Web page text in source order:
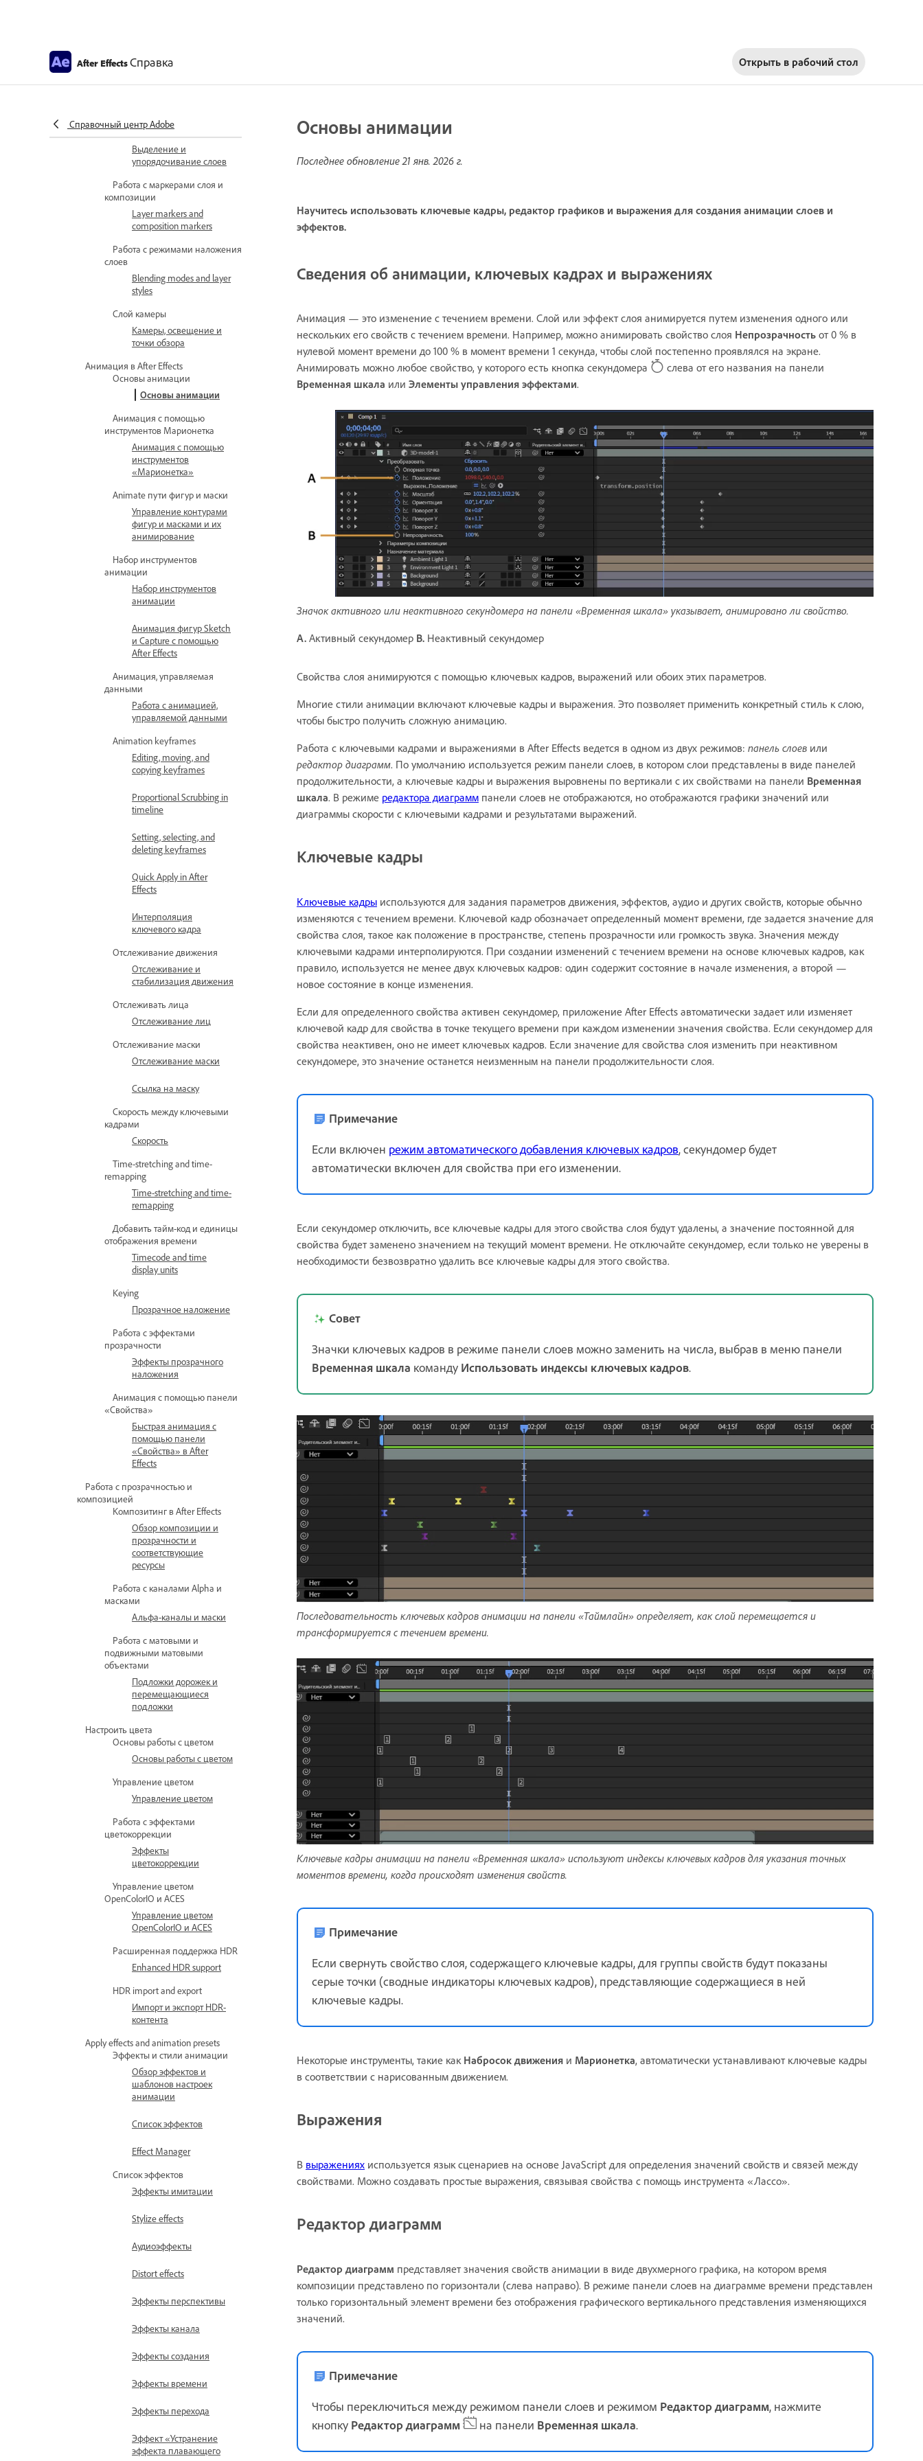
After EffectsСправка Открыть в рабочий стол
Справочный центр Adobe
3D-слои
Выбрать и разместить слои
Выделение и
упорядочивание слоев
Работа с маркерами слоя и
композиции
Layer markers and
composition markers
Работа с режимами наложения
слоев
Blending modes and layer
styles
Слой камеры
Камеры, освещение и
точки обзора
Анимация в After Effects
Основы анимации
Основы анимации
Анимация с помощью
инструментов Марионетка
Анимация с помощью
инструментов
«Марионетка»
Animate пути фигур и маски
Управление контурами
фигур и масками и их
анимирование
Набор инструментов
анимации
Набор инструментов
анимации
Анимация фигур Sketch
и Capture с помощью
After Effects
Анимация, управляемая
данными
Работа с анимацией,
управляемой данными
Animation keyframes
Editing, moving, and
copying keyframes
Proportional Scrubbing in
timeline
Setting, selecting, and
deleting keyframes
Quick Apply in After
Effects
Интерполяция
ключевого кадра
Отслеживание движения
Отслеживание и
стабилизация движения
Отслеживать лица
Отслеживание лиц
Отслеживание маски
Отслеживание маски
Ссылка на маску
Скорость между ключевыми
кадрами
Скорость
Time-stretching and time-
remapping
Time-stretching and time-
remapping
Добавить тайм-код и единицы
отображения времени
Timecode and time
display units
Keying
Прозрачное наложение
Работа с эффектами
прозрачности
Эффекты прозрачного
наложения
Анимация с помощью панели
«Свойства»
Быстрая анимация с
помощью панели
«Свойства» в After
Effects
Работа с прозрачностью и
композицией
Композитинг в After Effects
Обзор композиции и
прозрачности и
соответствующие
ресурсы
Работа с каналами Alpha и
масками
Альфа-каналы и маски
Работа с матовыми и
подвижными матовыми
объектами
Подложки дорожек и
перемещающиеся
подложки
Настроить цвета
Основы работы с цветом
Основы работы с цветом
Управление цветом
Управление цветом
Работа с эффектами
цветокоррекции
Эффекты
цветокоррекции
Управление цветом
OpenColorIO и ACES
Управление цветом
OpenColorIO и ACES
Расширенная поддержка HDR
Enhanced HDR support
HDR import and export
Импорт и экспорт HDR-
контента
Apply effects and animation presets
Эффекты и стили анимации
Обзор эффектов и
шаблонов настроек
анимации
Список эффектов
Effect Manager
Список эффектов
Эффекты имитации
Stylize effects
Аудиоэффекты
Distort effects
Эффекты перспективы
Эффекты канала
Эффекты создания
Эффекты времени
Эффекты перехода
Эффект «Устранение
эффекта плавающего
Основы анимации
Последнее обновление21 янв. 2026 г.
Научитесь использовать ключевые кадры, редактор графиков и выражения для создания анимации слоев и
эффектов.
Сведения об анимации, ключевых кадрах и выражениях
Анимация — это изменение с течением времени. Слой или эффект слоя анимируется путем изменения одного или
нескольких его свойств с течением времени. Например, можно анимировать свойство слоя Непрозрачность от 0 % в
нулевой момент времени до 100 % в момент времени 1 секунда, чтобы слой постепенно проявлялся на экране.
Анимировать можно любое свойство, у которого есть кнопка секундомера
слева от его названия на панели
Временная шкала или Элементы управления эффектами.
Значок активного или неактивного секундомера на панели «Временная шкала» указывает, анимировано ли свойство.
A. Активный секундомер B. Неактивный секундомер
Свойства слоя анимируются с помощью ключевых кадров, выражений или обоих этих параметров.
Многие стили анимации включают ключевые кадры и выражения. Это позволяет применить конкретный стиль к слою,
чтобы быстро получить сложную анимацию.
Работа с ключевыми кадрами и выражениями в After Effects ведется в одном из двух режимов: панель слоев или
редактор диаграмм. По умолчанию используется режим панели слоев, в котором слои представлены в виде панелей
продолжительности, а ключевые кадры и выражения выровнены по вертикали с их свойствами на панели Временная
шкала. В режиме редактора диаграмм панели слоев не отображаются, но отображаются графики значений или
диаграммы скорости с ключевыми кадрами и результатами выражений.
Ключевые кадры
Ключевые кадры используются для задания параметров движения, эффектов, аудио и других свойств, которые обычно
изменяются с течением времени. Ключевой кадр обозначает определенный момент времени, где задается значение для
свойства слоя, такое как положение в пространстве, степень прозрачности или громкость звука. Значения между
ключевыми кадрами интерполируются. При создании изменений с течением времени на основе ключевых кадров, как
правило, используется не менее двух ключевых кадров: один содержит состояние в начале изменения, а второй —
новое состояние в конце изменения.
Если для определенного свойства активен секундомер, приложение After Effects автоматически задает или изменяет
ключевой кадр для свойства в точке текущего времени при каждом изменении значения свойства. Если секундомер для
свойства неактивен, оно не имеет ключевых кадров. Если значение для свойства слоя изменить при неактивном
секундомере, это значение останется неизменным на панели продолжительности слоя.
Примечание
Если включен режим автоматического добавления ключевых кадров, секундомер будет
автоматически включен для свойства при его изменении.
Если секундомер отключить, все ключевые кадры для этого свойства слоя будут удалены, а значение постоянной для
свойства будет заменено значением на текущий момент времени. Не отключайте секундомер, если только не уверены в
необходимости безвозвратно удалить все ключевые кадры для этого свойства.
Совет
Значки ключевых кадров в режиме панели слоев можно заменить на числа, выбрав в меню панели
Временная шкала команду Использовать индексы ключевых кадров.
Последовательность ключевых кадров анимации на панели «Таймлайн» определяет, как слой перемещается и
трансформируется с течением времени.
Ключевые кадры анимации на панели «Временная шкала» используют индексы ключевых кадров для указания точных
моментов времени, когда происходят изменения свойств.
Примечание
Если свернуть свойство слоя, содержащего ключевые кадры, для группы свойств будут показаны
серые точки (сводные индикаторы ключевых кадров), представляющие содержащиеся в ней
ключевые кадры.
Некоторые инструменты, такие как Набросок движения и Марионетка, автоматически устанавливают ключевые кадры
в соответствии с нарисованным движением.
Выражения
В выражениях используется язык сценариев на основе JavaScript для определения значений свойств и связей между
свойствами. Можно создавать простые выражения, связывая свойства с помощь инструмента «Лассо».
Редактор диаграмм
Редактор диаграмм представляет значения свойств анимации в виде двухмерного графика, на котором время
композиции представлено по горизонтали (слева направо). В режиме панели слоев на диаграмме времени представлен
только горизонтальный элемент времени без отображения графического вертикального представления изменяющихся
значений.
Примечание
Чтобы переключиться между режимом панели слоев и режимом Редактор диаграмм, нажмите
кнопку Редактор диаграмм на панели Временная шкала.